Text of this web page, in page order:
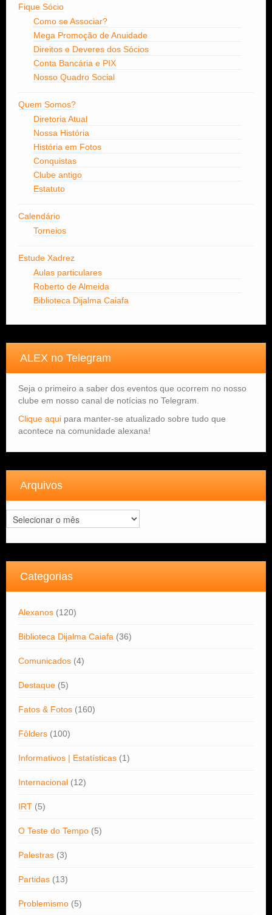
Fique Sócio
Como se Associar?
Mega Promoção de Anuidade
Direitos e Deveres dos Sócios
Conta Bancária e PIX
Nosso Quadro Social
Quem Somos?
Diretoria Atual
Nossa História
História em Fotos
Conquistas
Clube antigo
Estatuto
Calendário
Torneios
Estude Xadrez
Aulas particulares
Roberto de Almeida
Biblioteca Dijalma Caiafa
ALEX no Telegram
Seja o primeiro a saber dos eventos que ocorrem no nosso
clube em nosso canal de notícias no Telegram.
Clique aqui para manter-se atualizado sobre tudo que
acontece na comunidade alexana!
Arquivos
Arquivos
Categorias
Alexanos (120)
Biblioteca Dijalma Caiafa (36)
Comunicados (4)
Destaque (5)
Fatos & Fotos (160)
Fôlders (100)
Informativos | Estatísticas (1)
Internacional (12)
IRT (5)
O Teste do Tempo (5)
Palestras (3)
Partidas (13)
Problemismo (5)